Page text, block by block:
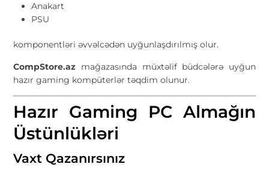
Anakart
PSU
komponentləri əvvəlcədən uyğunlaşdırılmış olur.
CompStore.az mağazasında müxtəlif büdcələrə uyğun
hazır gaming kompüterlər təqdim olunur.
Hazır Gaming PC Almağın
Üstünlükləri
Vaxt Qazanırsınız